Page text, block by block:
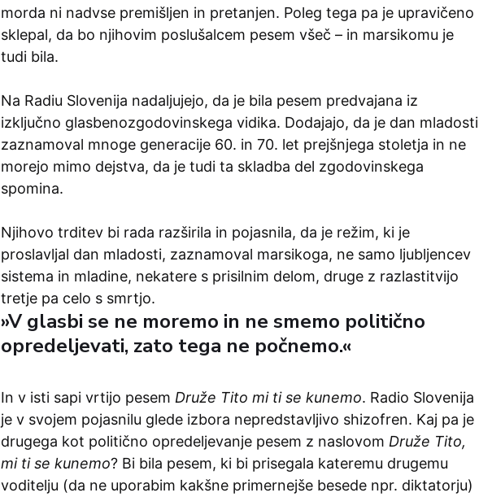
morda ni nadvse premišljen in pretanjen. Poleg tega pa je upravičeno
sklepal, da bo njihovim poslušalcem pesem všeč – in marsikomu je
tudi bila.
Na Radiu Slovenija nadaljujejo, da je bila pesem predvajana iz
izključno glasbenozgodovinskega vidika. Dodajajo, da je dan mladosti
zaznamoval mnoge generacije 60. in 70. let prejšnjega stoletja in ne
morejo mimo dejstva, da je tudi ta skladba del zgodovinskega
spomina.
Njihovo trditev bi rada razširila in pojasnila, da je režim, ki je
proslavljal dan mladosti, zaznamoval marsikoga, ne samo ljubljencev
sistema in mladine, nekatere s prisilnim delom, druge z razlastitvijo
tretje pa celo s smrtjo.
»V glasbi se ne moremo in ne smemo politično
opredeljevati, zato tega ne počnemo.«
In v isti sapi vrtijo pesem Druže Tito mi ti se kunemo. Radio Slovenija
je v svojem pojasnilu glede izbora nepredstavljivo shizofren. Kaj pa je
drugega kot politično opredeljevanje pesem z naslovom Druže Tito,
mi ti se kunemo? Bi bila pesem, ki bi prisegala kateremu drugemu
voditelju (da ne uporabim kakšne primernejše besede npr. diktatorju)